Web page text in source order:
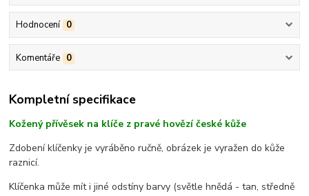
Hodnocení 0
Komentáře 0
Kompletní specifikace
Kožený přívěsek na klíče z pravé hovězí české kůže
Zdobení klíčenky je vyráběno ručně, obrázek je vyražen do kůže
raznicí.
Klíčenka může mít i jiné odstíny barvy (světle hnědá - tan, středně